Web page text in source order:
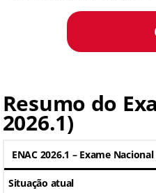
Resumo do
2026.1)
ENAC 2026.1 – Exame
Situação atual